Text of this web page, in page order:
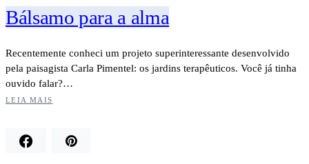
Bálsamo para a alma
Recentemente conheci um projeto superinteressante desenvolvido
pela paisagista Carla Pimentel: os jardins terapêuticos. Você já tinha
ouvido falar?…
LEIA MAIS